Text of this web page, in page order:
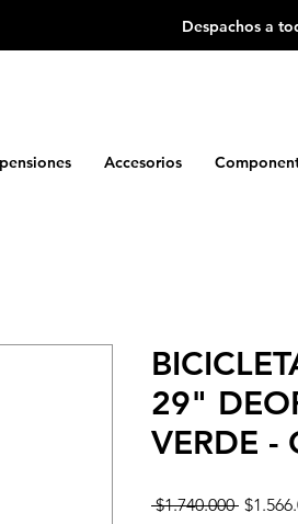
Despachos a
Accesorios
29"
VERDE -
$1.740.000 Precio